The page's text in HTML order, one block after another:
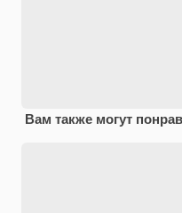
Вам также могут